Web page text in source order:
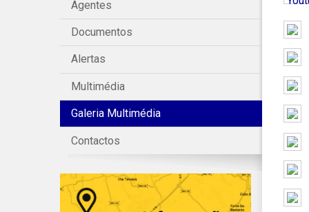
Agentes
Documentos
Alertas
Multimédia
Galeria Multimédia
Contactos